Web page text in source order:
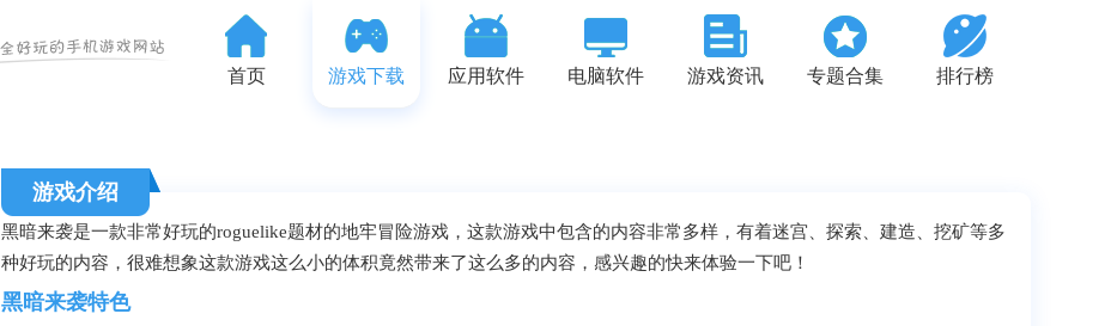
首页 游戏下载 应用软件 电脑软件 游戏资讯 专题合集 排行榜
游戏介绍
黑暗来袭是一款非常好玩的roguelike题材的地牢冒险游戏，这款游戏中包含的内容非常多样，有着迷宫、探索、建造、挖矿等多
种好玩的内容，很难想象这款游戏这么小的体积竟然带来了这么多的内容，感兴趣的快来体验一下吧！
黑暗来袭特色